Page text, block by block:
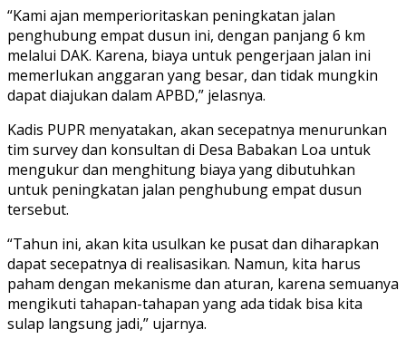
“Kami ajan memperioritaskan peningkatan jalan
penghubung empat dusun ini, dengan panjang 6 km
melalui DAK. Karena, biaya untuk pengerjaan jalan ini
memerlukan anggaran yang besar, dan tidak mungkin
dapat diajukan dalam APBD,” jelasnya.
Kadis PUPR menyatakan, akan secepatnya menurunkan
tim survey dan konsultan di Desa Babakan Loa untuk
mengukur dan menghitung biaya yang dibutuhkan
untuk peningkatan jalan penghubung empat dusun
tersebut.
“Tahun ini, akan kita usulkan ke pusat dan diharapkan
dapat secepatnya di realisasikan. Namun, kita harus
paham dengan mekanisme dan aturan, karena semuanya
mengikuti tahapan-tahapan yang ada tidak bisa kita
sulap langsung jadi,” ujarnya.